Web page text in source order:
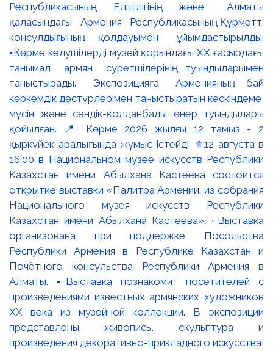
Республикасының Елшілігінің және Алматы
қаласындағы Армения Республикасының Құрметті
консулдығының қолдауымен ұйымдастырылды.
▪️Көрме келушілерді музей қорындағы ХХ ғасырдағы
танымал армян суретшілерінің туындыларымен
таныстырады. Экспозицияға Арменияның бай
көркемдік дәстүрлерімен таныстыратын кескіндеме,
мүсін және сәндік-қолданбалы өнер туындылары
қойылған. 📍 Көрме 2026 жылғы 12 тамыз - 2
қыркүйек аралығында жұмыс істейді. ⚜️12 августа в
16:00 в Национальном музее искусств Республики
Казахстан имени Абылхана Кастеева состоится
открытие выставки «Палитра Армении: из собрания
Национального музея искусств Республики
Казахстан имени Абылхана Кастеева». ▫️Выставка
организована при поддержке Посольства
Республики Армения в Республике Казахстан и
Почётного консульства Республики Армения в
Алматы. ▪️Выставка познакомит посетителей с
произведениями известных армянских художников
XX века из музейной коллекции. В экспозиции
представлены живопись, скульптура и
произведения декоративно-прикладного искусства,